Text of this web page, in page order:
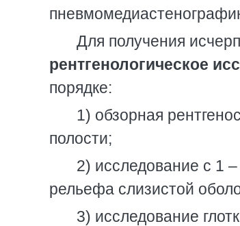
Для получения
рентгенологическое
порядке:
1) обзорная
полости;
2) исследование с 1
рельефа слизистой
3) исследование